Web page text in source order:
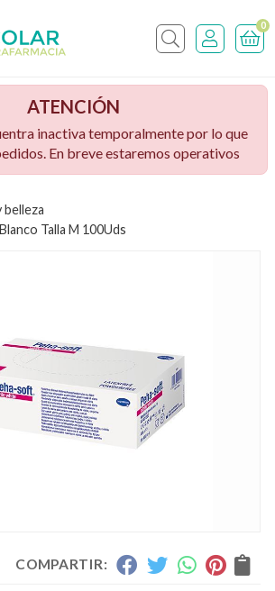
Buscar
0
ATENCIÓN
inactiva temporalmente por lo que
En breve estaremos operativos
belleza
Talla M 100Uds
COMPARTIR: